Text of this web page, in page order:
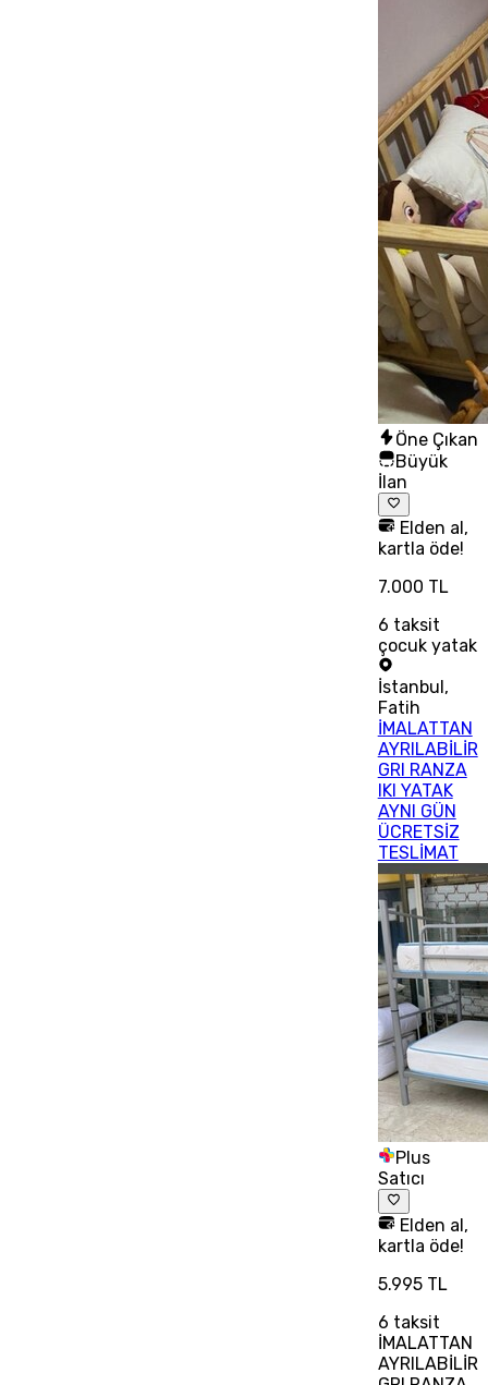
Öne Çıkan
Büyük
İlan
Elden al,
kartla öde!
7.000 TL
6 taksit
çocuk yatak
İstanbul ,
Fatih
İMALATTAN
AYRILABİLİR
GRI RANZA
IKI YATAK
AYNI GÜN
ÜCRETSİZ
TESLİMAT
Plus
Satıcı
Elden al,
kartla öde!
5.995 TL
6 taksit
İMALATTAN
AYRILABİLİR